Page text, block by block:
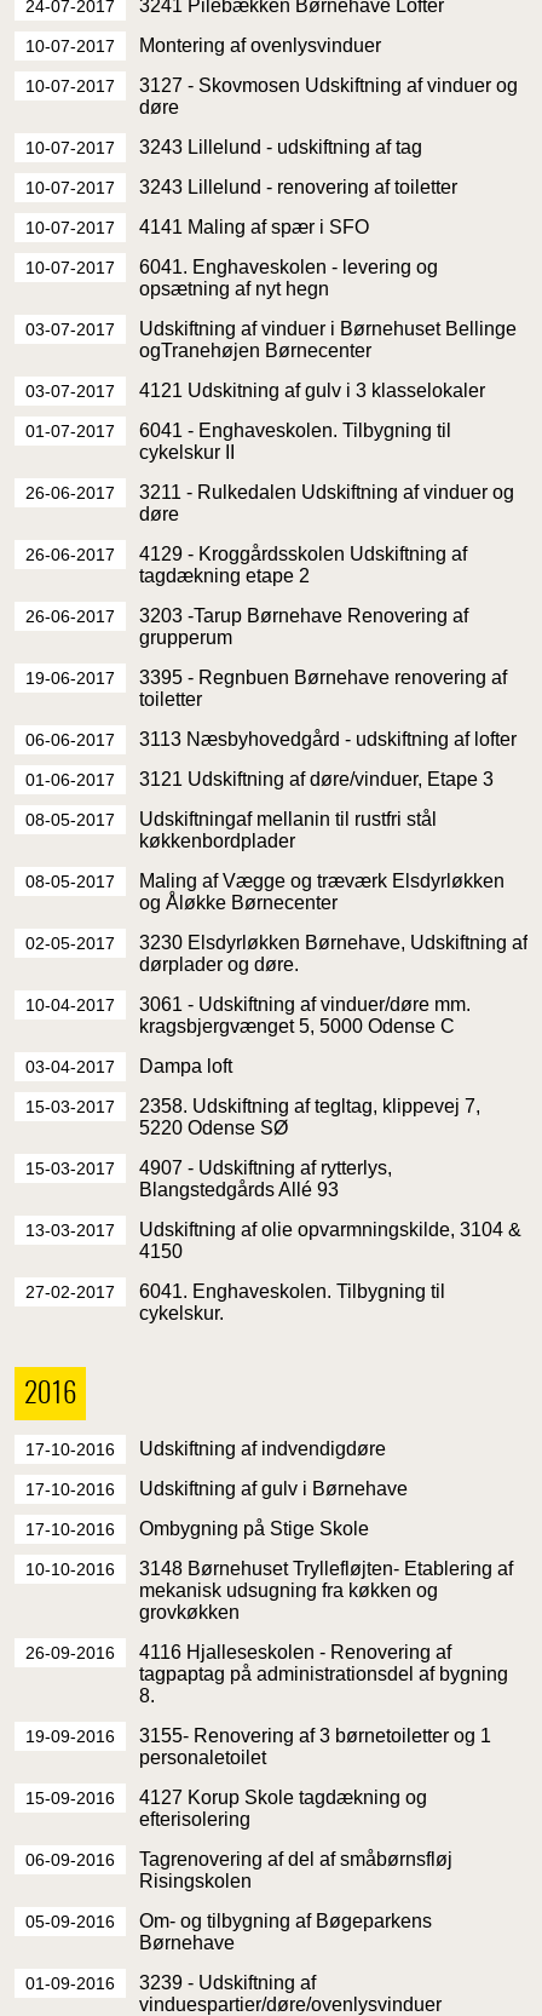
24-07-2017 3241 Pilebækken Børnehave Lofter
10-07-2017 Montering af ovenlysvinduer
10-07-2017
3127 - Skovmosen Udskiftning af vinduer og
døre
10-07-2017 3243 Lillelund - udskiftning af tag
10-07-2017 3243 Lillelund - renovering af toiletter
10-07-2017 4141 Maling af spær i SFO
10-07-2017
6041. Enghaveskolen - levering og
opsætning af nyt hegn
03-07-2017
Udskiftning af vinduer i Børnehuset Bellinge
ogTranehøjen Børnecenter
03-07-2017 4121 Udskitning af gulv i 3 klasselokaler
01-07-2017
6041 - Enghaveskolen. Tilbygning til
cykelskur II
26-06-2017
3211 - Rulkedalen Udskiftning af vinduer og
døre
26-06-2017
4129 - Kroggårdsskolen Udskiftning af
tagdækning etape 2
26-06-2017
3203 -Tarup Børnehave Renovering af
grupperum
19-06-2017
3395 - Regnbuen Børnehave renovering af
toiletter
06-06-2017 3113 Næsbyhovedgård - udskiftning af lofter
01-06-2017 3121 Udskiftning af døre/vinduer, Etape 3
08-05-2017
Udskiftningaf mellanin til rustfri stål
køkkenbordplader
08-05-2017
Maling af Vægge og træværk Elsdyrløkken
og Åløkke Børnecenter
02-05-2017
3230 Elsdyrløkken Børnehave, Udskiftning af
dørplader og døre.
10-04-2017
3061 - Udskiftning af vinduer/døre mm.
kragsbjergvænget 5, 5000 Odense C
03-04-2017 Dampa loft
15-03-2017
2358. Udskiftning af tegltag, klippevej 7,
5220 Odense SØ
15-03-2017
4907 - Udskiftning af rytterlys,
Blangstedgårds Allé 93
13-03-2017
Udskiftning af olie opvarmningskilde, 3104 &
4150
27-02-2017
6041. Enghaveskolen. Tilbygning til
cykelskur.
2016
17-10-2016 Udskiftning af indvendigdøre
17-10-2016 Udskiftning af gulv i Børnehave
17-10-2016 Ombygning på Stige Skole
10-10-2016
3148 Børnehuset Tryllefløjten- Etablering af
mekanisk udsugning fra køkken og
grovkøkken
26-09-2016
4116 Hjalleseskolen - Renovering af
tagpaptag på administrationsdel af bygning
8.
19-09-2016
3155- Renovering af 3 børnetoiletter og 1
personaletoilet
15-09-2016
4127 Korup Skole tagdækning og
efterisolering
06-09-2016
Tagrenovering af del af småbørnsfløj
Risingskolen
05-09-2016
Om- og tilbygning af Bøgeparkens
Børnehave
01-09-2016
3239 - Udskiftning af
vinduespartier/døre/ovenlysvinduer